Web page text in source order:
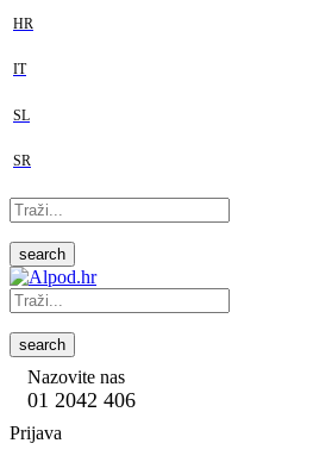
HR
IT
SL
SR
search
search
Nazovite nas
01 2042 406
Prijava